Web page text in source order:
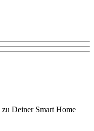
Deiner Smart Home